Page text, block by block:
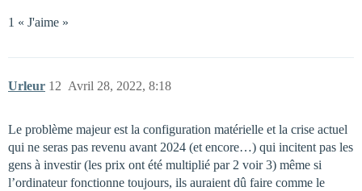
1 « J'aime »
Urleur Avril 28, 2022, 8:18
12
Le problème majeur est la configuration matérielle et la crise actuel
qui ne seras pas revenu avant 2024 (et encore…) qui incitent pas les
gens à investir (les prix ont été multiplié par 2 voir 3) même si
l’ordinateur fonctionne toujours, ils auraient dû faire comme le